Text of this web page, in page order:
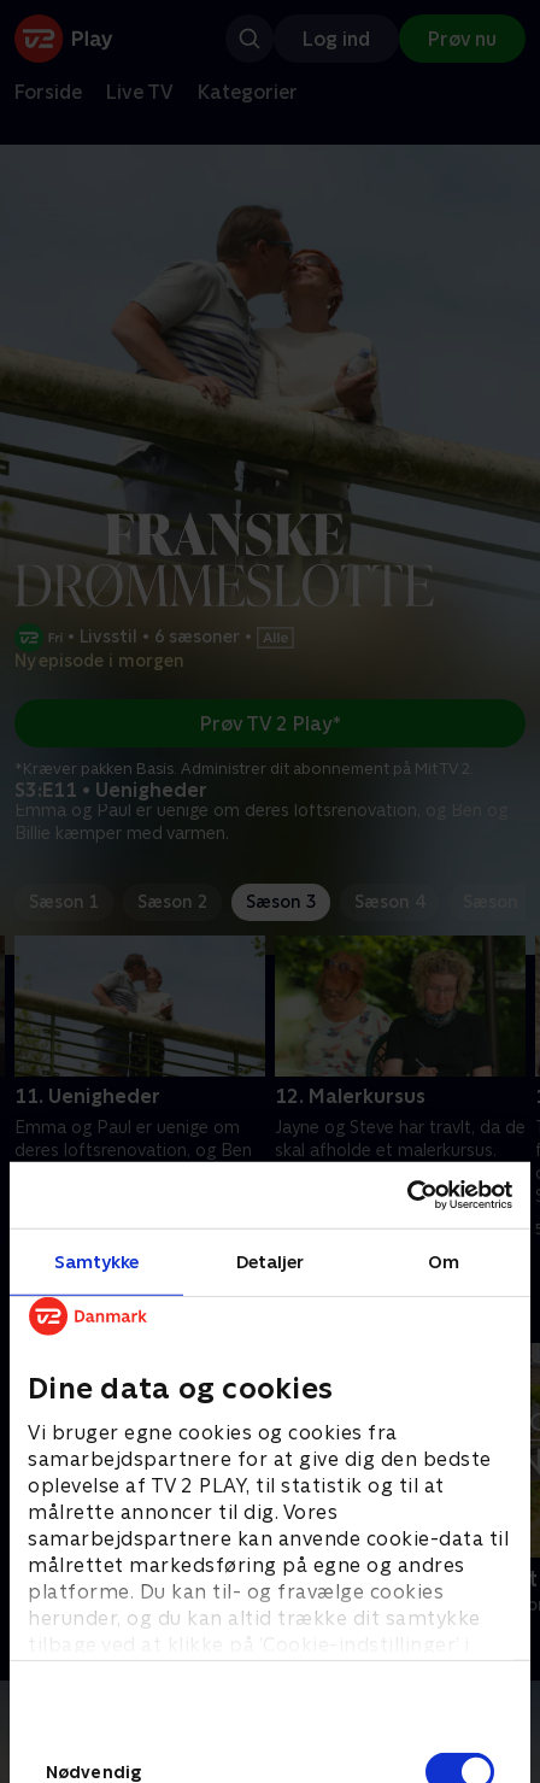
Samtykke Detaljer Om
Dine data og cookies
Vi bruger egne cookies og cookies fra
samarbejdspartnere for at give dig den bedste
oplevelse af TV 2 PLAY, til statistik og til at
målrette annoncer til dig. Vores
samarbejdspartnere kan anvende cookie-data til
målrettet markedsføring på egne og andres
platforme. Du kan til- og fravælge cookies
herunder, og du kan altid trække dit samtykke
tilbage ved at klikke på ’Cookie-indstillinger’ i
Nødvendig
Log ind Prøv nu
Forside Live TV Kategorier
• Livsstil • 6 sæsoner •
Ny episode i morgen
S3:E11 • Uenigheder
Emma og Paul er uenige om deres loftsrenovation, og Ben og
Billie kæmper med varmen.
Prøv TV 2 Play*
*Kræver pakken Basis. Administrer dit abonnement på Mit TV 2.
Sæson 1 Sæson 2 Sæson 3 Sæson 4
11. Uenigheder
Emma og Paul er uenige om
deres loftsrenovation, og Ben
12. Malerkursus
Jayne og Steve har travlt, da de
skal afholde et malerkursus.
jagt på det perfekte franske
5. november 2022 • 44 min
Andre så også
Linde på Langeland
Livsstil • 5 sæsoner Livsstil • 1